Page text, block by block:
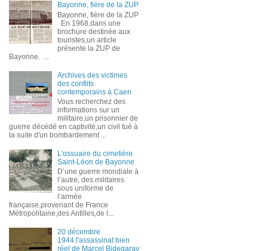
Bayonne, fière de la ZUP
Bayonne, fière de la ZUP
En 1968,dans une
brochure destinée aux
touristes,un article
présente la ZUP de
Bayonne. ...
Archives des victimes
des conflits
contemporains à Caen
Vous recherchez des
informations sur un
militaire,un prisonnier de
guerre décédé en captivité,un civil tué à
la suite d'un bombardement ...
L'ossuaire du cimetière
Saint-Léon de Bayonne
D’une guerre mondiale à
l’autre, des militaires
sous uniforme de
l’armée
française,provenant de France
Métropolitaine,des Antilles,de l...
20 décembre
1944:l'assassinat bien
réel de Marcel Bidegaray